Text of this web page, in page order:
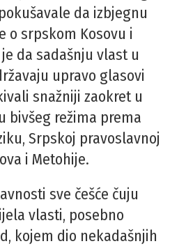
da izbjegnu
o srpskom Kosovu i
da sadašnju vlast u
upravo glasovi
snažniji zaokret u
bivšeg režima prema
Srpskoj pravoslavnoj
i Metohije.
sve češće čuju
vlasti, posebno
kojem dio nekadašnjih